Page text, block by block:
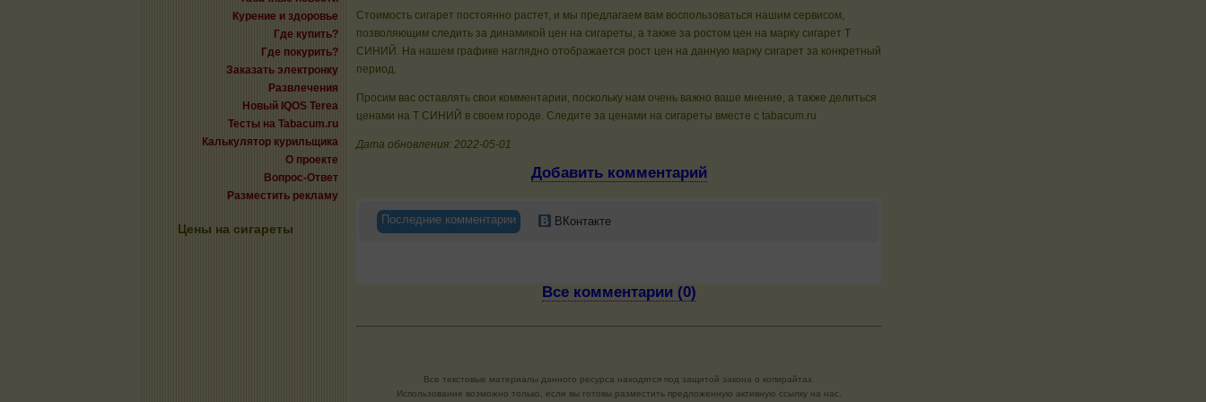
Курение и здоровье
Где купить?
Где покурить?
Заказать электронку
Развлечения
Новый IQOS Terea
Тесты на Tabacum.ru
Калькулятор курильщика
О проекте
Вопрос-Ответ
Разместить рекламу
Цены на сигареты
Стоимость сигарет постоянно растет, и мы предлагаем вам воспользоваться нашим сервисом,
позволяющим следить за динамикой цен на сигареты, а также за ростом цен на марку сигарет T
СИНИЙ. На нашем графике наглядно отображается рост цен на данную марку сигарет за конкретный
период.
Просим вас оставлять свои комментарии, поскольку нам очень важно ваше мнение, а также делиться
ценами на T СИНИЙ в своем городе. Следите за ценами на сигареты вместе с tabacum.ru
Дата обновления: 2022-05-01
Добавить комментарий
Последние комментарии ВКонтакте
Все комментарии (0)
Все текстовые материалы данного ресурса находятся под защитой закона о копирайтах.
Использование возможно только, если вы готовы разместить предложенную активную ссылку на нас.